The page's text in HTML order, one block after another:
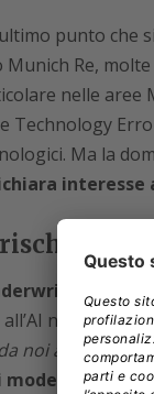
punto che
Munich Re,
nelle
Technology
Ma la
interesse
AI
Cyber
non sono
noi assicurati
modelli